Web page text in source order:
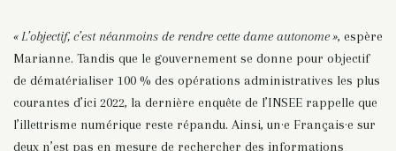
« L’objectif, c’est néanmoins de rendre cette dame autonome », espère
Marianne. Tandis que le gouvernement se donne pour objectif
de dématérialiser 100 % des opérations administratives les plus
courantes d’ici 2022, la dernière enquête de l’INSEE rappelle que
l’illettrisme numérique reste répandu. Ainsi, un·e Français·e sur
deux n’est pas en mesure de rechercher des informations